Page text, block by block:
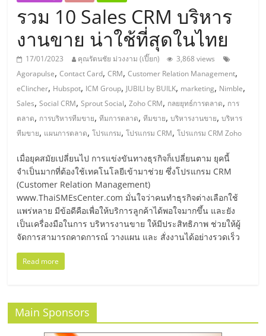
เอ
ส
เอ็
มอี
ไทย,
SMEs,
แฟ
รน
ที่
รวม 10 Sales CRM บริหาร
งานขาย น่าใช้ที่สุดในไทย
17/01/2023 คุณรัตนชัย ม่วงงาม (เปี๊ยก)
3,868 views
Agorapulse,Contact Card,CRM,Customer Relation Management,
eClincher, Hubspot, ICM Group, JUBILI by BUILK, marketing, Nimble,
Sales,Social CRM,Sprout Social,Zoho CRM, กลยยุทธ์การตลาด, การ
ตลาด, การบริหารทีมขาย,ทีมการตลาด,ทีมขาย,บริหารงานขาย,บริหาร
ทีมขาย, แผนการตลาด,โปรแกรม,โปรแกรม CRM,โปรแกรม CRM Zoho
เมื่อยุคสมัยเปลี่ยนไป การแข่งขันทางธุรกิจก็เปลี่ยนตาม ยุคนี้
จำเป็นมากที่ต้องใช้เทคโนโลยีเข้ามาช่วย ซึ่งโปรแกรม CRM
(Customer Relation Management)
www.ThaiSMEsCenter.com มั่นใจว่าคนทำธุรกิจต่างเลือกใช้
แพร่หลาย มีข้อดีคือเพื่อให้บริการลูกค้าได้พอใจมากขึ้น และยัง
เป็นเครื่องมือในการ บริหารงานขาย ให้มีประสิทธิภาพ ช่วยให้ผู้
จัดการสามารถคาดการณ์ วางแผน และ สั่งงานได้อย่างรวดเร็ว
Read more
Main Sponsors